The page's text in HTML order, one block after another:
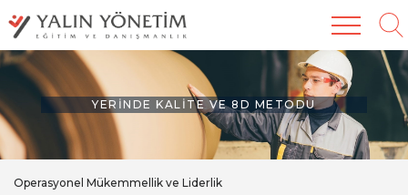
YERINDE KALITE VE 8D METODU
Operasyonel Mükemmellik ve Liderlik